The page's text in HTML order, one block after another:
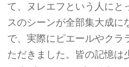
て、ヌレエフという人にと
スのシーンが全部集大成に
で、実際にピエールやクラ
ただきました。皆の記憶は